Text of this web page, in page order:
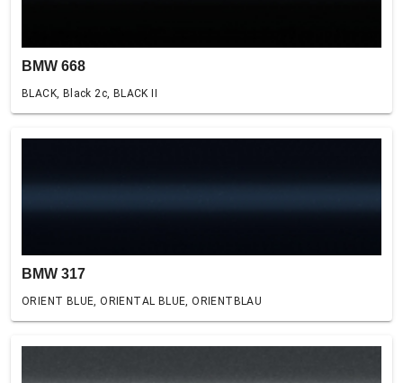
BMW 668
BLACK, Black 2c, BLACK II
BMW 317
ORIENT BLUE, ORIENTAL BLUE, ORIENTBLAU